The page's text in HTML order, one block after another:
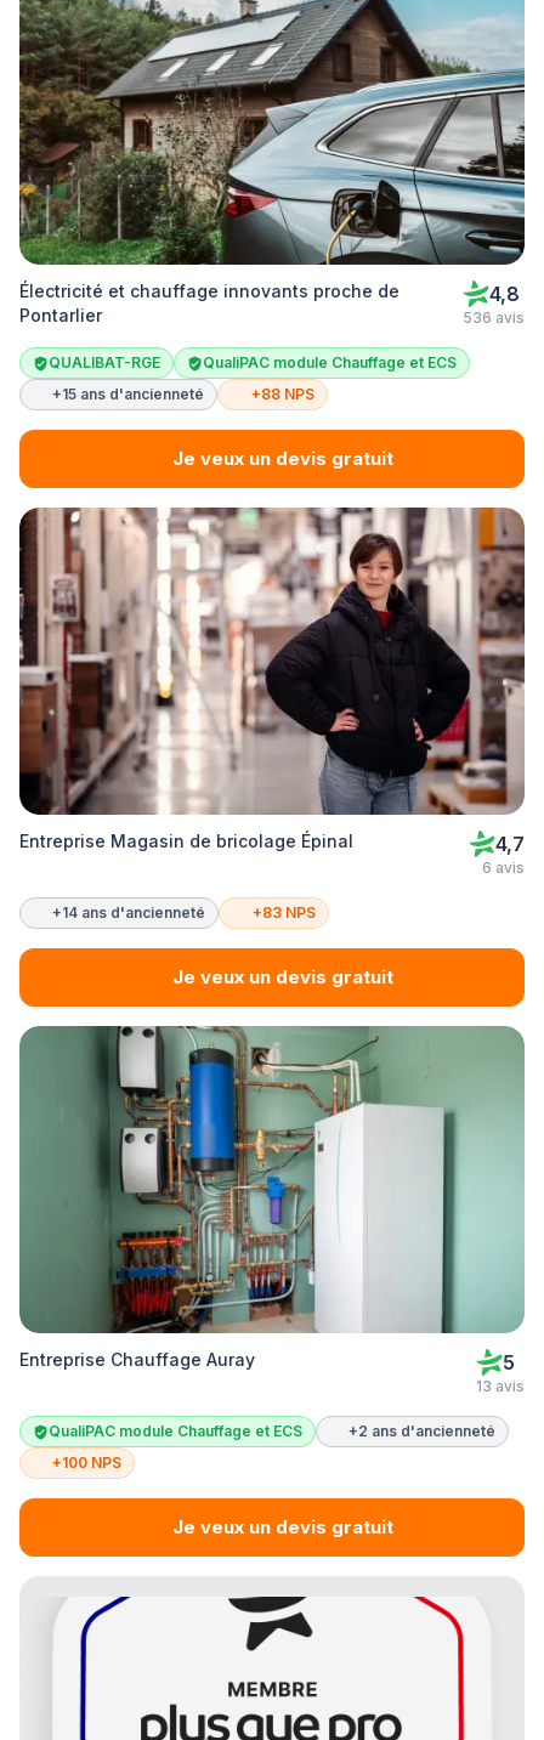
Électricité et chauffage innovants proche de
Pontarlier
4,8
536 avis
QUALIBAT-RGE
QualiPAC module Chauffage et ECS
+15 ans d'ancienneté
+88 NPS
Je veux un devis gratuit
Entreprise Magasin de bricolage Épinal 4,7
6 avis
+14 ans d'ancienneté +83 NPS
Je veux un devis gratuit
Entreprise Chauffage Auray 5
13 avis
QualiPAC module Chauffage et ECS
+2 ans d'ancienneté
+100 NPS
Je veux un devis gratuit